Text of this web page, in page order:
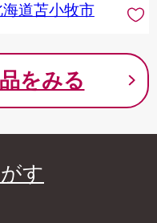
海道苫小牧市
をみる
す